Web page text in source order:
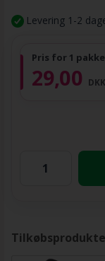
Levering 1-2
Pris for 1
29,00 DKK